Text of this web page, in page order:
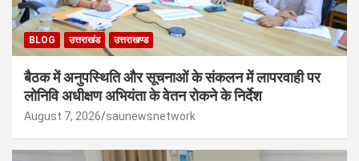
BLOG उत्तराखंड उत्तराखण्ड
बैठक में अनुपस्थिति और सूचनाओं के संकलन में लापरवाही पर
लोनिवि अधीक्षण अभियंता के वेतन रोकने के निर्देश
August 7, 2026 saunewsnetwork